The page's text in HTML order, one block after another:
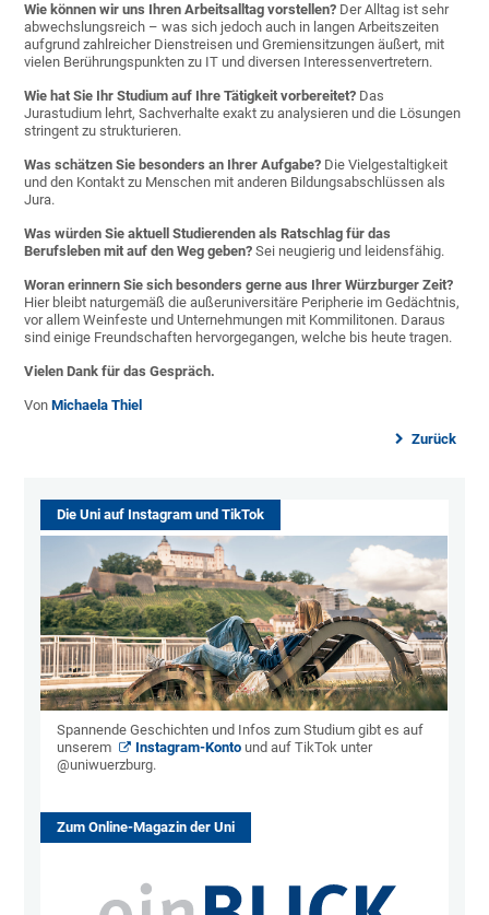
Wie können wir uns Ihren Arbeitsalltag vorstellen? Der Alltag ist sehr
abwechslungsreich – was sich jedoch auch in langen Arbeitszeiten
aufgrund zahlreicher Dienstreisen und Gremiensitzungen äußert, mit
vielen Berührungspunkten zu IT und diversen Interessenvertretern.
Wie hat Sie Ihr Studium auf Ihre Tätigkeit vorbereitet? Das
Jurastudium lehrt, Sachverhalte exakt zu analysieren und die Lösungen
stringent zu strukturieren.
Was schätzen Sie besonders an Ihrer Aufgabe? Die Vielgestaltigkeit
und den Kontakt zu Menschen mit anderen Bildungsabschlüssen als
Jura.
Was würden Sie aktuell Studierenden als Ratschlag für das
Berufsleben mit auf den Weg geben? Sei neugierig und leidensfähig.
Woran erinnern Sie sich besonders gerne aus Ihrer Würzburger Zeit?
Hier bleibt naturgemäß die außeruniversitäre Peripherie im Gedächtnis,
vor allem Weinfeste und Unternehmungen mit Kommilitonen. Daraus
sind einige Freundschaften hervorgegangen, welche bis heute tragen.
Vielen Dank für das Gespräch.
VonMichaela Thiel
Zurück
Die Uni auf Instagram und TikTok
Spannende Geschichten und Infos zum Studium gibt es auf
unserem
Instagram-Konto und auf TikTok unter
@uniwuerzburg.
Zum Online-Magazin der Uni